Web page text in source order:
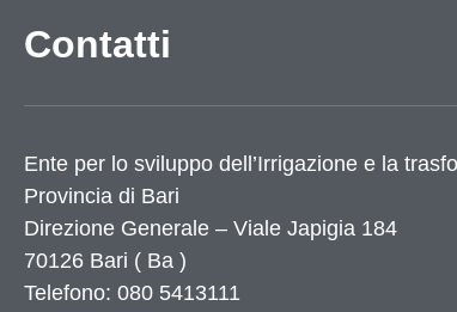
Contatti
Ente per lo sviluppo dell’Irrigazione e la
Provincia di Bari
Direzione Generale – Viale Japigia 184
70126 Bari ( Ba )
Telefono: 080 5413111